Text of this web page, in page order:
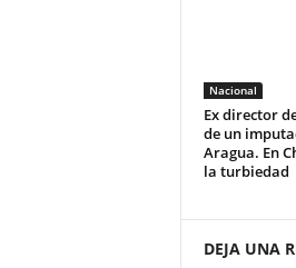
Nacional
Ex director
de un
Aragua. En
la turbiedad
DEJA UNA